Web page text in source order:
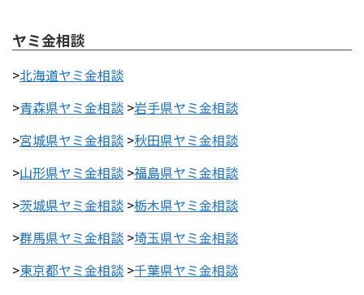
ヤミ金相談
>北海道ヤミ金相談
>青森県ヤミ金相談 >岩手県ヤミ金相談
>宮城県ヤミ金相談 >秋田県ヤミ金相談
>山形県ヤミ金相談 >福島県ヤミ金相談
>茨城県ヤミ金相談 >栃木県ヤミ金相談
>群馬県ヤミ金相談 >埼玉県ヤミ金相談
>東京都ヤミ金相談 >千葉県ヤミ金相談